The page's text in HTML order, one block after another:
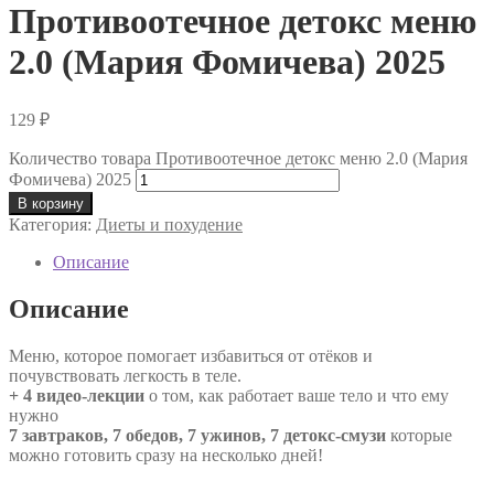
Противоотечное детокс меню
2.0 (Мария Фомичева) 2025
129 ₽
Количество товара Противоотечное детокс меню 2.0 (Мария
Фомичева) 2025
В корзину
Категория: Диеты и похудение
Описание
Описание
Меню, которое помогает избавиться от отёков и
почувствовать легкость в теле.
+ 4 видео-лекции о том, как работает ваше тело и что ему
нужно
7 завтраков, 7 обедов, 7 ужинов, 7 детокс-смузи которые
можно готовить сразу на несколько дней!